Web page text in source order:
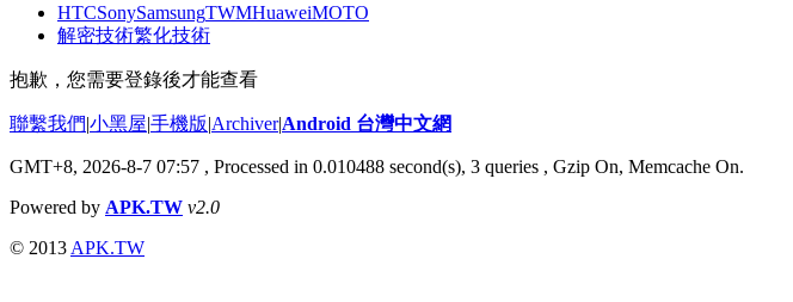
HTCSonySamsungTWMHuaweiMOTO
解密技術繁化技術
抱歉，您需要登錄後才能查看
聯繫我們|小黑屋|手機版|Archiver|Android 台灣中文網
GMT+8, 2026-8-7 07:57 , Processed in 0.010488 second(s), 3 queries , Gzip On, Memcache On.
Powered by APK.TW v2.0
© 2013 APK.TW